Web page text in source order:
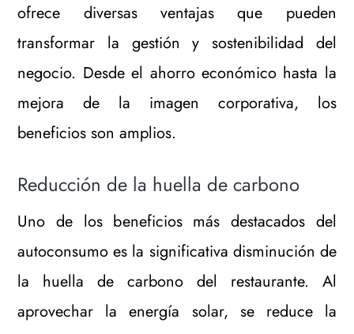
ofrece diversas ventajas que pueden
transformar la gestión y sostenibilidad del
negocio. Desde el ahorro económico hasta la
mejora de la imagen corporativa, los
beneficios son amplios.
Reducción de la huella de carbono
Uno de los beneficios más destacados del
autoconsumo es la significativa disminución de
la huella de carbono del restaurante. Al
aprovechar la energía solar, se reduce la